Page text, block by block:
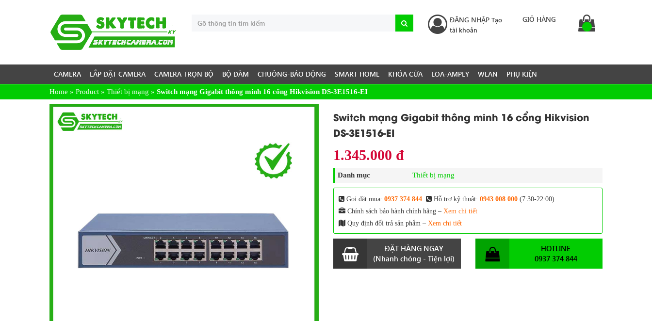
ĐĂNG NHẬP Tạo
tài khoản
GIỎ HÀNG
CAMERA LẮP ĐẶT CAMERA CAMERA TRỌN BỘ BỘ ĐÀM CHUÔNG-BÁO ĐỘNG SMART HOME KHÓA CỬA LOA-AMPLY WLAN PHỤ KIỆN
Home » Product » Thiết bị mạng » Switch mạng Gigabit thông minh 16 cổng Hikvision DS-3E1516-EI
Switch mạng Gigabit thông minh 16 cổng Hikvision
DS-3E1516-EI
1.345.000 đ
Danh mục Thiết bị mạng
Gọi đặt mua: 0937 374 844 Hỗ trợ kỹ thuật: 0943 008 000 (7:30-22:00)
Chính sách bảo hành chính hãng – Xem chi tiết
Quy định đổi trả sản phẩm – Xem chi tiết
ĐẶT HÀNG NGAY
(Nhanh chóng - Tiện lợi)
HOTLINE
0937 374 844